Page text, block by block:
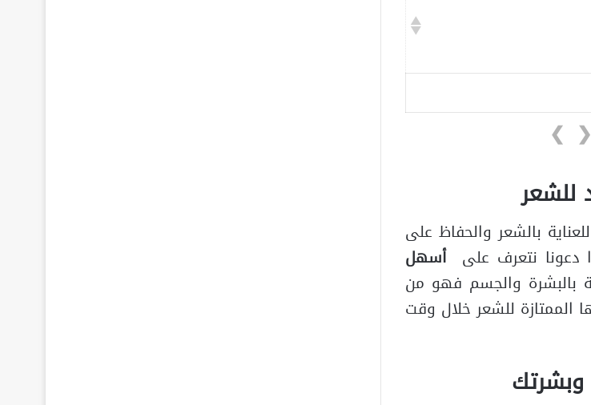
❮
❯
للشعر
بالشعر والحفاظ على
دعونا نتعرف على أسهل
بالبشرة والجسم فهو من
الممتازة للشعر خلال وقت